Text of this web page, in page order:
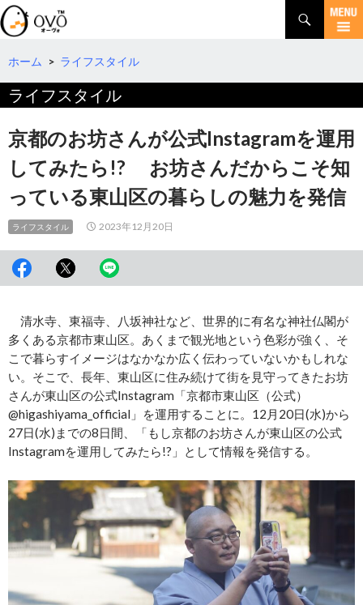
検
索
コ
テ
ツ
へ
移
動
ホーム > ライフスタイル
ライフスタイル
京都のお坊さんが公式Instagramを運用
してみたら!? お坊さんだからこそ知
っている東山区の暮らしの魅力を発信
ライフスタイル 2023年12月20日
清水寺、東福寺、八坂神社など、世界的に有名な神社仏閣が
多くある京都市東山区。あくまで観光地という色彩が強く、そ
こで暮らすイメージはなかなか広く伝わっていないかもしれな
い。そこで、長年、東山区に住み続けて街を見守ってきたお坊
さんが東山区の公式Instagram「京都市東山区（公式）
@higashiyama_official」を運用することに。12月20日(水)から
27日(水)までの8日間、「もし京都のお坊さんが東山区の公式
Instagramを運用してみたら!?」として情報を発信する。